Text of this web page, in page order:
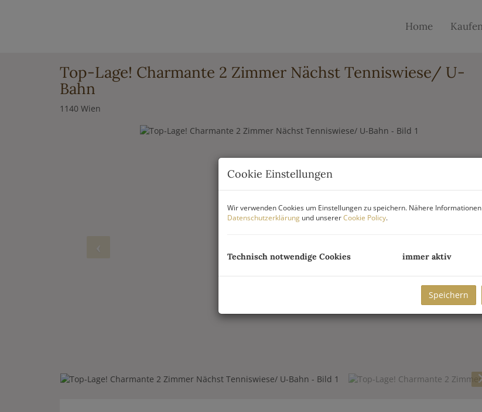
Home
Top-Lage! Charmante 2 Zimmer Nächst Tenniswiese/ U-
Bahn
1140 Wien
Cookie Einstellungen
Wir verwenden Cookies um Einstellungen zu speichern. Nähere
Datenschutzerklärung und unsererCookie Policy.
Technisch notwendige Cookies immer aktiv
Speichern